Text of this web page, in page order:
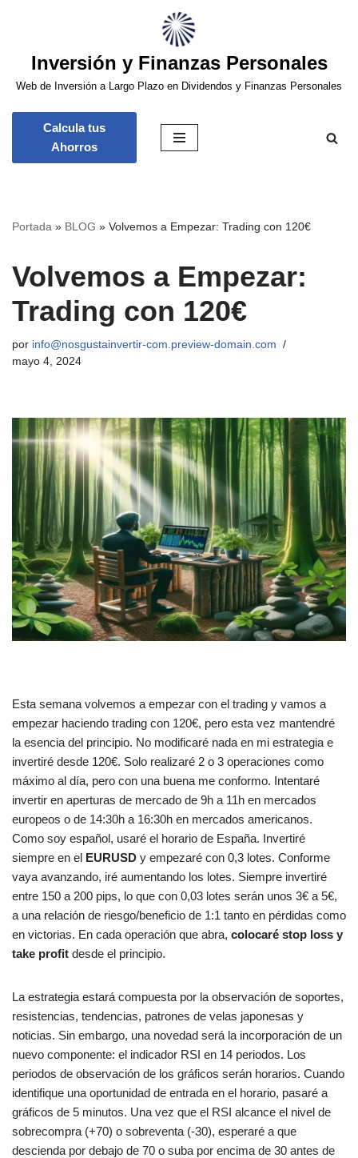
contenido
Inversión y Finanzas Personales
Web de Inversión a Largo Plazo en Dividendos y Finanzas Personales
Calcula tus
Ahorros
Portada » BLOG » Volvemos a Empezar: Trading con 120€
Volvemos a Empezar:
Trading con 120€
por info@nosgustainvertir-com.preview-domain.com
mayo 4, 2024
Esta semana volvemos a empezar con el trading y vamos a
empezar haciendo trading con 120€, pero esta vez mantendré
la esencia del principio. No modificaré nada en mi estrategia e
invertiré desde 120€. Solo realizaré 2 o 3 operaciones como
máximo al día, pero con una buena me conformo. Intentaré
invertir en aperturas de mercado de 9h a 11h en mercados
europeos o de 14:30h a 16:30h en mercados americanos.
Como soy español, usaré el horario de España. Invertiré
siempre en el EURUSD y empezaré con 0,3 lotes. Conforme
vaya avanzando, iré aumentando los lotes. Siempre invertiré
entre 150 a 200 pips, lo que con 0,03 lotes serán unos 3€ a 5€,
a una relación de riesgo/beneficio de 1:1 tanto en pérdidas como
en victorias. En cada operación que abra, colocaré stop loss y
take profit desde el principio.
La estrategia estará compuesta por la observación de soportes,
resistencias, tendencias, patrones de velas japonesas y
noticias. Sin embargo, una novedad será la incorporación de un
nuevo componente: el indicador RSI en 14 periodos. Los
periodos de observación de los gráficos serán horarios. Cuando
identifique una oportunidad de entrada en el horario, pasaré a
gráficos de 5 minutos. Una vez que el RSI alcance el nivel de
sobrecompra (+70) o sobreventa (-30), esperaré a que
descienda por debajo de 70 o suba por encima de 30 antes de